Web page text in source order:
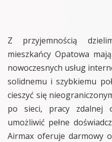
Z przyjemnością
mieszkańcy Opatowa
nowoczesnych usług
solidnemu i szybkiemu
cieszyć się
po sieci, pracy zdalnej
umożliwić pełne
Airmax oferuje darmowy